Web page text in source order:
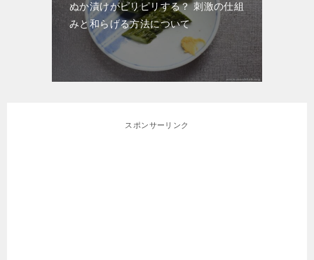
ぬか漬けがピリピリする？ 刺激の仕組
みと和らげる方法について
スポンサーリンク